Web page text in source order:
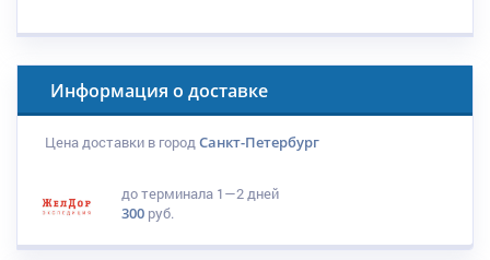
Информация о доставке
Цена доставки в город Санкт-Петербург
до терминала 1—2 дней
300 руб.